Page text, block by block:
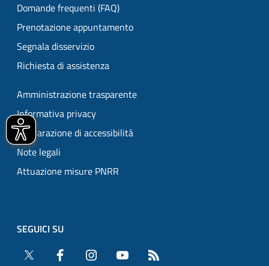
Domande frequenti (FAQ)
Prenotazione appuntamento
Segnala disservizio
Richiesta di assistenza
Amministrazione trasparente
Informativa privacy
Dichiarazione di accessibilità
Note legali
Attuazione misure PNRR
SEGUICI SU
Twitter
Facebook Instagram YouTube